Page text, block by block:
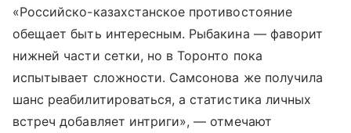
«Российско-казахстанское противостояние
обещает быть интересным. Рыбакина — фаворит
нижней части сетки, но в Торонто пока
испытывает сложности. Самсонова же получила
шанс реабилитироваться, а статистика личных
встреч добавляет интриги», — отмечают